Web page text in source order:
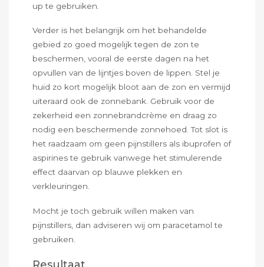
up te gebruiken.
Verder is het belangrijk om het behandelde
gebied zo goed mogelijk tegen de zon te
beschermen, vooral de eerste dagen na het
opvullen van de lijntjes boven de lippen. Stel je
huid zo kort mogelijk bloot aan de zon en vermijd
uiteraard ook de zonnebank. Gebruik voor de
zekerheid een zonnebrandcrème en draag zo
nodig een beschermende zonnehoed. Tot slot is
het raadzaam om geen pijnstillers als ibuprofen of
aspirines te gebruik vanwege het stimulerende
effect daarvan op blauwe plekken en
verkleuringen.
Mocht je toch gebruik willen maken van
pijnstillers, dan adviseren wij om paracetamol te
gebruiken.